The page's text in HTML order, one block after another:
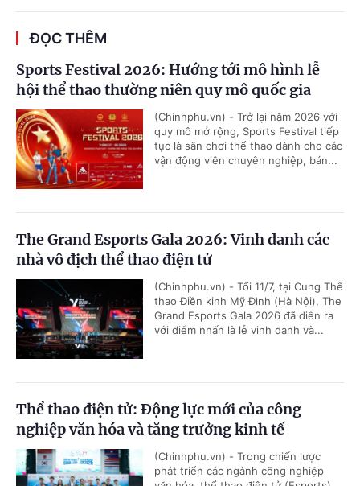
ĐỌC THÊM
Sports Festival 2026: Hướng tới mô hình lễ
hội thể thao thường niên quy mô quốc gia
(Chinhphu.vn) - Trở lại năm 2026 với
quy mô mở rộng, Sports Festival tiếp
tục là sân chơi thể thao dành cho các
vận động viên chuyên nghiệp, bán...
The Grand Esports Gala 2026: Vinh danh các
nhà vô địch thể thao điện tử
(Chinhphu.vn) - Tối 11/7, tại Cung Thể
thao Điền kinh Mỹ Đình (Hà Nội), The
Grand Esports Gala 2026 đã diễn ra
với điểm nhấn là lễ vinh danh và...
Thể thao điện tử: Động lực mới của công
nghiệp văn hóa và tăng trưởng kinh tế
(Chinhphu.vn) - Trong chiến lược
phát triển các ngành công nghiệp